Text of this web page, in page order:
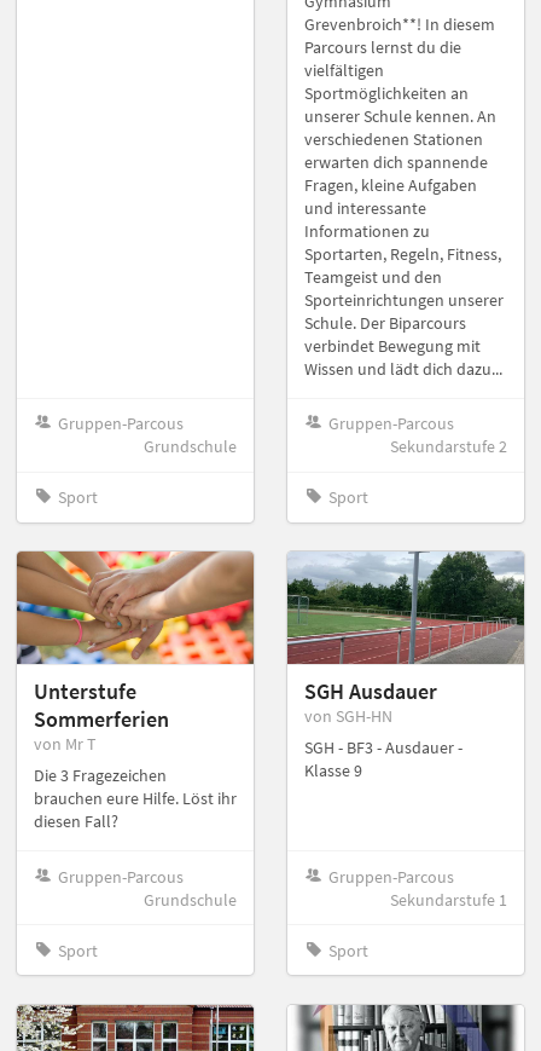
Gruppen-Parcous
Grundschule
Sport
Grevenbroich**! In diesem
Parcours lernst du die
vielfältigen
Sportmöglichkeiten an
unserer Schule kennen. An
verschiedenen Stationen
erwarten dich spannende
Fragen, kleine Aufgaben
und interessante
Informationen zu
Sportarten, Regeln, Fitness,
Teamgeist und den
Sporteinrichtungen unserer
Schule. Der Biparcours
verbindet Bewegung mit
Wissen und lädt dich dazu...
Gruppen-Parcous
Sekundarstufe 2
Sport
Unterstufe
Sommerferien
von Mr T
Die 3 Fragezeichen
brauchen eure Hilfe. Löst ihr
diesen Fall?
Gruppen-Parcous
Grundschule
Sport
SGH Ausdauer
von SGH-HN
SGH - BF3 - Ausdauer -
Klasse 9
Gruppen-Parcous
Sekundarstufe 1
Sport